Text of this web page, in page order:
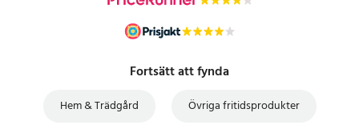
Fortsätt att fynda
Hem & Trädgård Övriga fritidsprodukter